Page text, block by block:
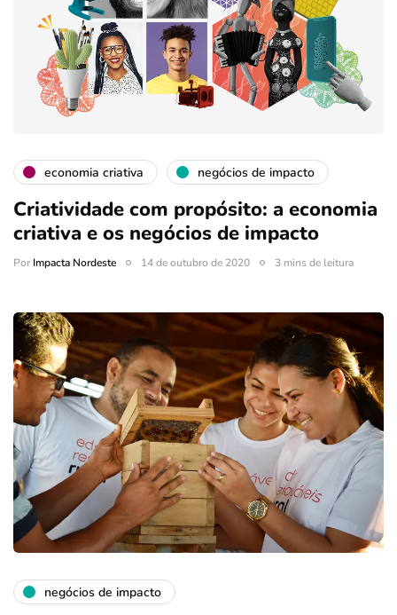
economia criativa negócios de impacto
Criatividade com propósito: a economia
criativa e os negócios de impacto
PorImpacta Nordeste 14 de outubro de 2020 3 mins de leitura
negócios de impacto